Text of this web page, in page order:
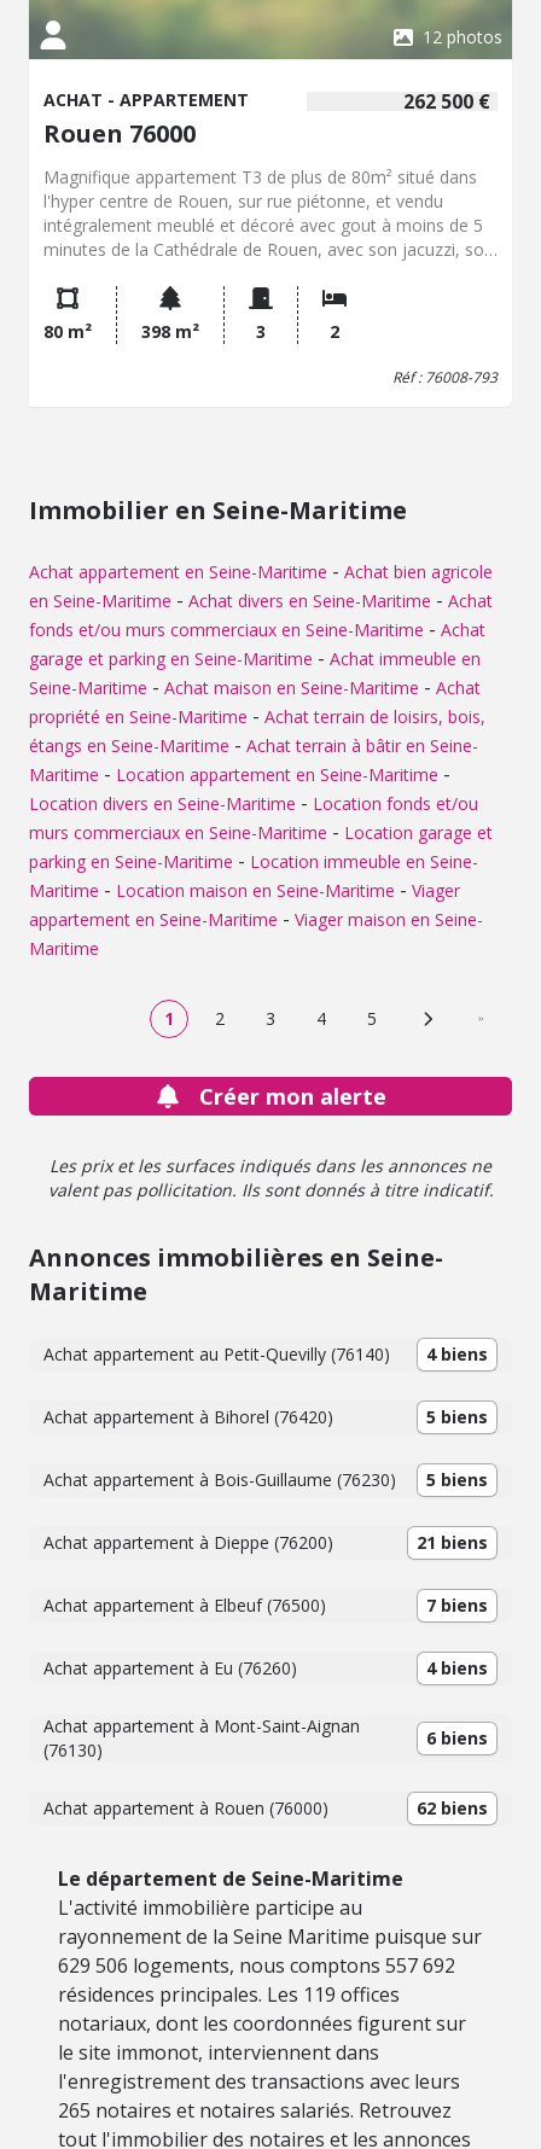
12 photos
262 500 €
ACHAT - APPARTEMENT
Rouen 76000
Magnifique appartement T3 de plus de 80m² situé dans
l'hyper centre de Rouen, sur rue piétonne, et vendu
intégralement meublé et décoré avec gout à moins de 5
minutes de la Cathédrale de Rouen, avec son jacuzzi, son
premier ordre et au calme vous permettra de profiter des
avantages du centre-ville rouennais, des commerces et
restaurants de proximité Entrée ouverte sur une belle
pièce de vie avec cuisine entièrement aménagée et
€/an Contacter directement Charles-Edouard LESAULT au
Rouen, aucun travaux à prévoir, belle copropriété,
accessible de plain-pied, cave aménagée...
80 m² 398 m² 3 2
Réf : 76008-793
Immobilier en Seine-Maritime
Achat appartement en Seine-Maritime - Achat bien agricole
en Seine-Maritime - Achat divers en Seine-Maritime - Achat
fonds et/ou murs commerciaux en Seine-Maritime - Achat
garage et parking en Seine-Maritime - Achat immeuble en
Seine-Maritime - Achat maison en Seine-Maritime - Achat
propriété en Seine-Maritime - Achat terrain de loisirs, bois,
étangs en Seine-Maritime - Achat terrain à bâtir en Seine-
Maritime - Location appartement en Seine-Maritime -
Location divers en Seine-Maritime - Location fonds et/ou
murs commerciaux en Seine-Maritime - Location garage et
parking en Seine-Maritime - Location immeuble en Seine-
Maritime - Location maison en Seine-Maritime - Viager
appartement en Seine-Maritime - Viager maison en Seine-
Maritime
1 2 3 4 5 Page suivante
Créer mon alerte
Les prix et les surfaces indiqués dans les annonces ne
valent pas pollicitation. Ils sont donnés à titre indicatif.
Annonces immobilières en Seine-
Maritime
Achat appartement au Petit-Quevilly (76140) 4 biens
Achat appartement à Bihorel (76420) 5 biens
Achat appartement à Bois-Guillaume (76230) 5 biens
Achat appartement à Dieppe (76200) 21 biens
Achat appartement à Elbeuf (76500) 7 biens
Achat appartement à Eu (76260) 4 biens
Achat appartement à Mont-Saint-Aignan
(76130)
6 biens
Achat appartement à Rouen (76000) 62 biens
Le département de Seine-Maritime
L'activité immobilière participe au
rayonnement de la Seine Maritime puisque sur
629 506 logements, nous comptons 557 692
résidences principales. Les 119 offices
notariaux, dont les coordonnées figurent sur
le site immonot, interviennent dans
l'enregistrement des transactions avec leurs
265 notaires et notaires salariés. Retrouvez
tout l'immobilier des notaires et les annonces